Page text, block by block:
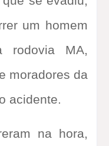
um homem
rodovia MA,
moradores da
acidente.
na hora,